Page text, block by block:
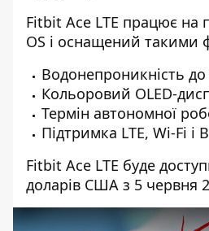
Fitbit Ace LTE працює на
OS і оснащений такими
Водонепроникність до
Кольоровий OLED-
Термін автономної
Підтримка LTE, Wi-Fi і
Fitbit Ace LTE буде
доларів США з 5 червня